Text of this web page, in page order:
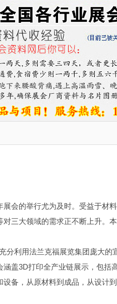
会的举行尤为及时。受益于材
三大领域的需求正不断上升。
分利用法兰克福展览集团庞大的
盖3D打印全产业链展示，包括
备，从原材料到成品，从设计